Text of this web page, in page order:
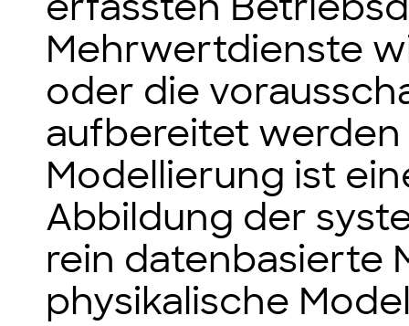
Mehrwertdienste
oder die
aufbereitet werden
Modellierung ist
Abbildung der
rein datenbasierte
physikalische